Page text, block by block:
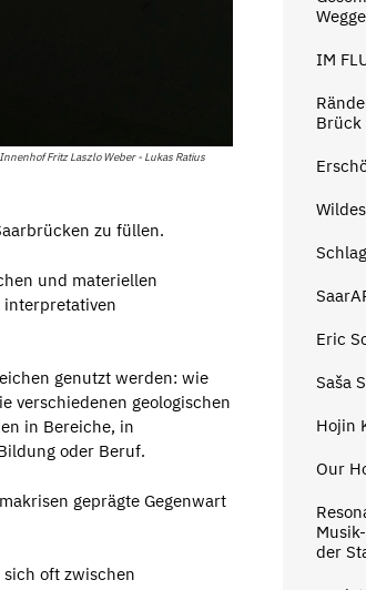
Fritz Laszlo Weber - Lukas Ratius
zu füllen.
und materiellen
interpretativen
genutzt werden: wie
verschiedenen geologischen
in Bereiche, in
oder Beruf.
geprägte Gegenwart
oft zwischen
IM
Brück
Eric
Saša
Hojin
Our
der